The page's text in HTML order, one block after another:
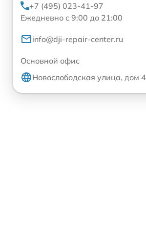
+7 (495) 023-41-97
Ежедневно с 9:00 до 21:00
info@dji-repair-center.ru
Основной офис
Новослободская улица, дом 4